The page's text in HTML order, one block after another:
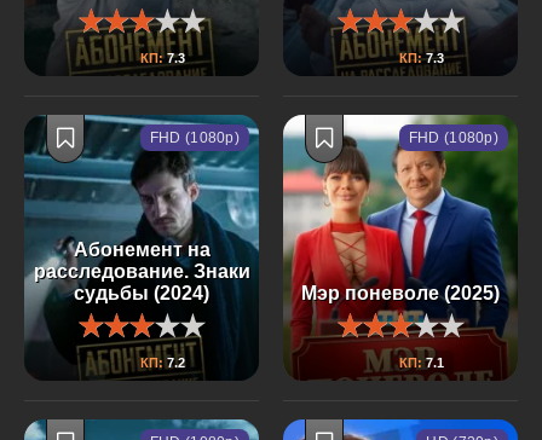
КП:7.3 КП:7.3
Абонемент на
расследование. Знаки
судьбы (2024)
КП: 7.2
FHD (1080p)
Мэр поневоле (2025)
КП:7.1
FHD (1080p)